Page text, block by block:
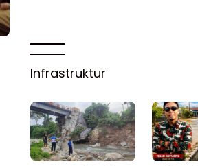
Infrastruktur